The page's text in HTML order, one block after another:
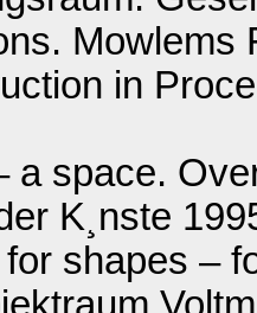
Mowlems
in
a space.
K¸nste
shapes –